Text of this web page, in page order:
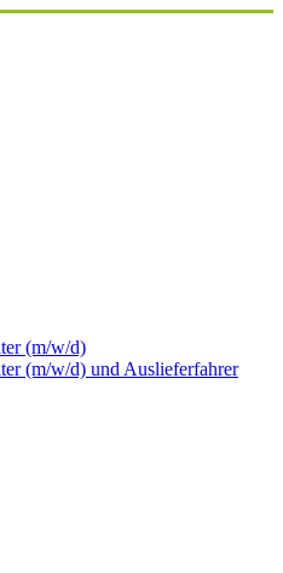
(m/w/d)
(m/w/d) und Auslieferfahrer